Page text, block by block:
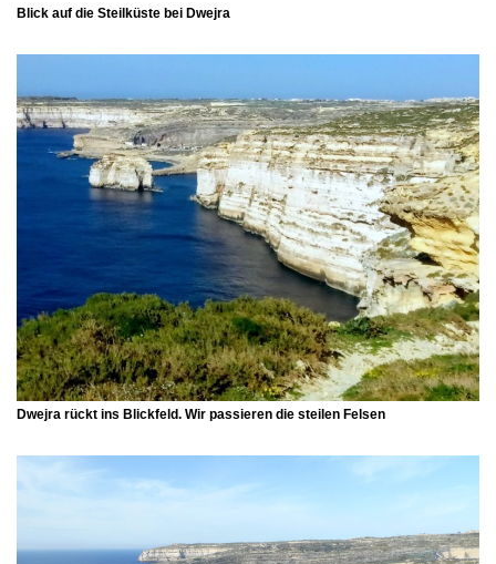
Blick auf die Steilküste bei Dwejra
Dwejra rückt ins Blickfeld. Wir passieren die steilen Felsen